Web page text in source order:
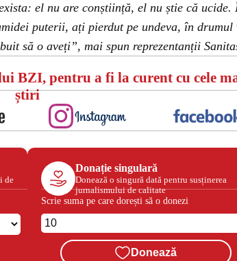
el nu are conștiință, el nu știe că ucide.
puterii, ați pierdut pe undeva, în drumul
să o aveți”, mai spun reprezentanții
BZI, pentru a fi la curent cu cele
știri
de
Donație singulară
Donează o singură dată pentru susținerea
jurnalismului de calitate
Scrie suma pe care dorești să o donezi
Donează